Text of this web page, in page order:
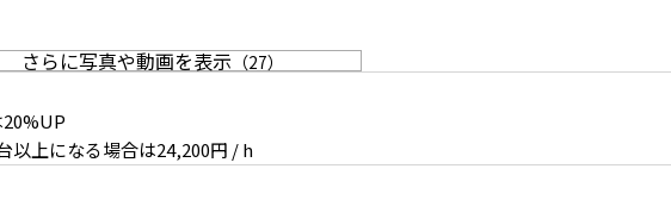
さらに写真や動画を表示 （27）
以上になる場合は24,200円 / h